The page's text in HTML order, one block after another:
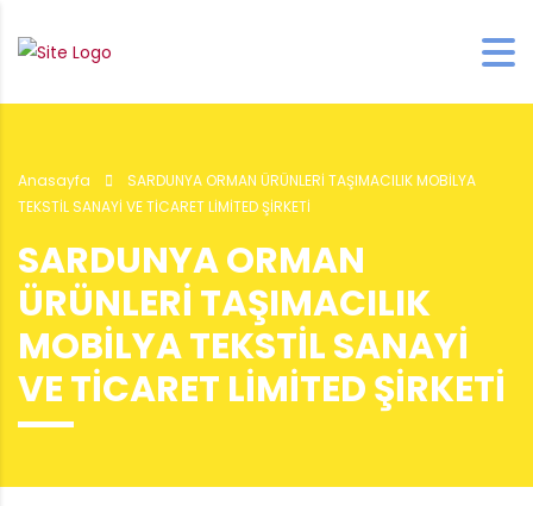
Anasayfa
SARDUNYA ORMAN ÜRÜNLERİ TAŞIMACILIK MOBİLYA
TEKSTİL SANAYİ VE TİCARET LİMİTED ŞİRKETİ
SARDUNYA ORMAN
ÜRÜNLERİ TAŞIMACILIK
MOBİLYA TEKSTİL SANAYİ
VE TİCARET LİMİTED ŞİRKETİ